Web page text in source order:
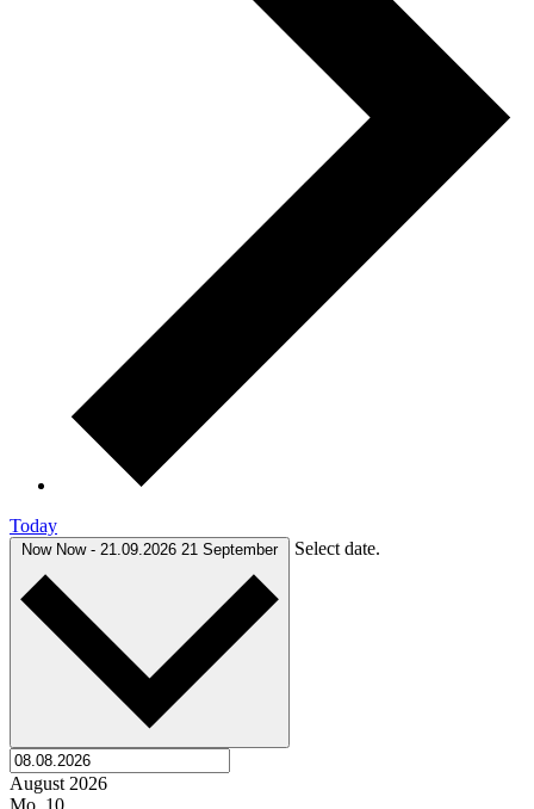
Today
Now Now - 21.09.2026 21 September Select date.
August 2026
Mo. 10